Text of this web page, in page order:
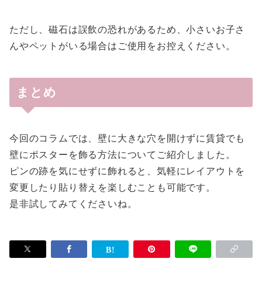
ただし、磁石は誤飲の恐れがあるため、小さいお子さ
んやペットがいる場合はご使用をお控えください。
まとめ
今回のコラムでは、壁に大きな穴を開けずに賃貸でも
壁にポスターを飾る方法についてご紹介しました。
ピンの跡を気にせずに飾れると、気軽にレイアウトを
変更したり貼り替えを楽しむことも可能です。
是非試してみてくださいね。